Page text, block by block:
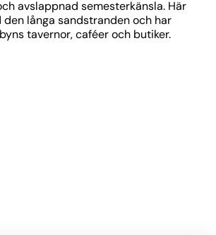
avslappnad semesterkänsla. Här
långa sandstranden och har
tavernor, caféer och butiker.